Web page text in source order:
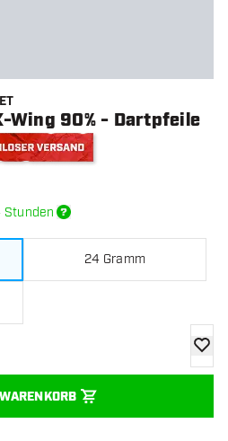
Wing 90% - Dartpfeile
Stunden
24 Gramm
Zur